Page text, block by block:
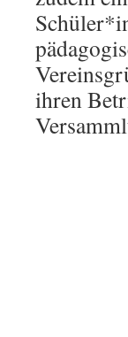
ihren